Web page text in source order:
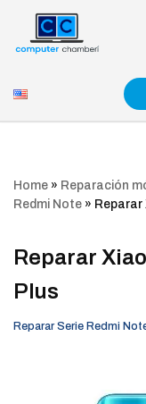
Saltar
Home » Reparación
Redmi Note » Reparar
Reparar
Plus
Reparar Serie Redmi